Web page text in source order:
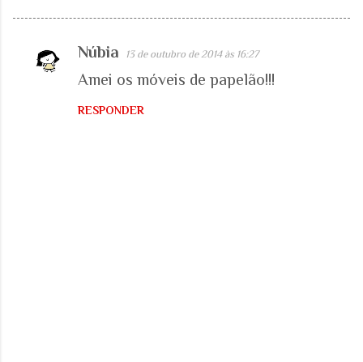
C
Núbia 13 de outubro de 2014 às 16:27
Amei os móveis de papelão!!!
RESPONDER